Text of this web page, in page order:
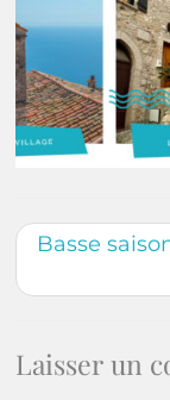
Basse
Laisser un